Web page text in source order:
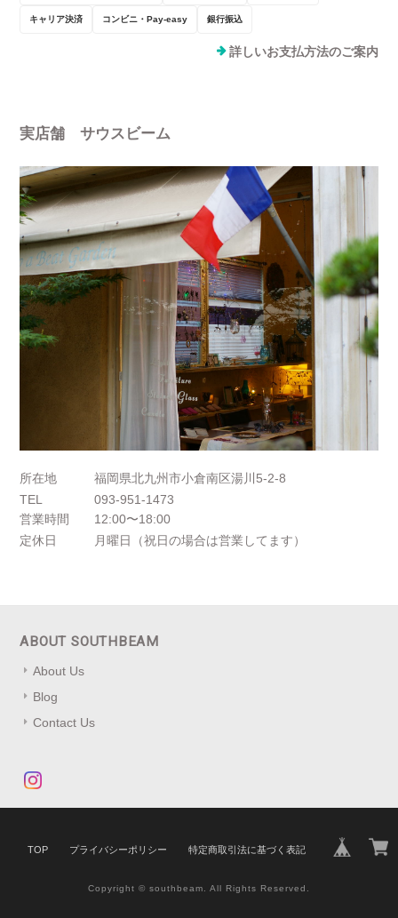
キャリア決済 コンビニ・Pay-easy 銀行振込
詳しいお支払方法のご案内
実店舗 サウスビーム
所在地
福岡県北九州市小倉南区湯川5-2-8
TEL
093-951-1473
営業時間
12:00〜18:00
定休日
月曜日（祝日の場合は営業してます）
ABOUT SOUTHBEAM
About Us
Blog
Contact Us
TOP プライバシーポリシー 特定商取引法に基づく表記
Copyright © southbeam. All Rights Reserved.